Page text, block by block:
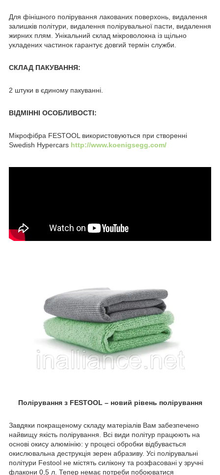
Для фінішного полірування лакованих поверхонь, видалення
залишків політури, видалення полірувальної пасти, видалення
жирних плям. Унікальний склад мікроволокна із щільно
укладених частинок гарантує довгий термін служби.
СКЛАД ПАКУВАННЯ:
2 штуки в єдиному пакуванні.
ВІДМІННІ ОСОБЛИВОСТІ:
Мікрофібра FESTOOL використовуються при створенні
Swedish Hypercars http://www.koenigsegg.com/
Полірування з FESTOOL – новий рівень полірування
Завдяки покращеному складу матеріалів Вам забезпечено
найвищу якість полірування. Всі види політур працюють на
основі окису алюмінію: у процесі обробки відбувається
окислювальна деструкція зерен абразиву. Усі полірувальні
політури Festool не містять силікону та розфасовані у зручні
флакони 0,5 л. Тепер немає потреби побоюватися